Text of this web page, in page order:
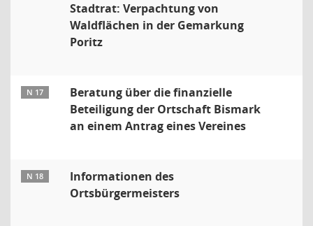
Stadtrat: Verpachtung von
Waldflächen in der Gemarkung
Poritz
N 17
Beratung über die finanzielle
Beteiligung der Ortschaft Bismark
an einem Antrag eines Vereines
N 18
Informationen des
Ortsbürgermeisters